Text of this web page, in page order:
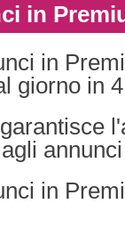
in
in
giorno in
in